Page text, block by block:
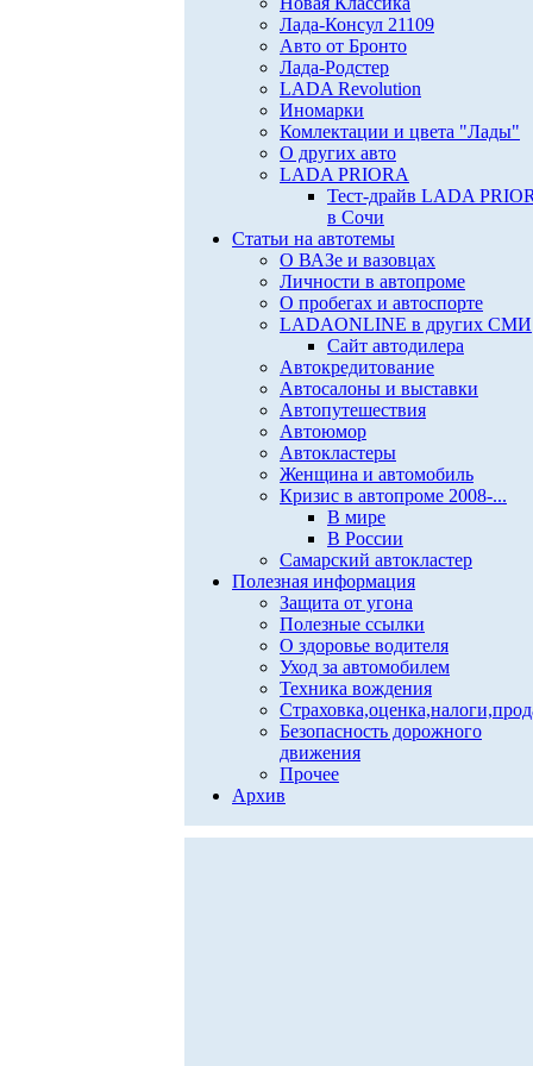
Лада-Консул 21109
Авто от Бронто
Лада-Родстер
LADA Revolution
Иномарки
Комлектации и цвета "Лады"
О других авто
LADA PRIORA
Тест-драйв LADA
в Сочи
Статьи на автотемы
О ВАЗе и вазовцах
Личности в автопроме
О пробегах и автоспорте
LADAONLINE в других СМИ
Сайт автодилера
Автокредитование
Автосалоны и выставки
Автопутешествия
Автоюмор
Автокластеры
Женщина и автомобиль
Кризис в автопроме 2008-...
В мире
В России
Самарский автокластер
Полезная информация
Защита от угона
Полезные ссылки
О здоровье водителя
Уход за автомобилем
Техника вождения
Безопасность дорожного
движения
Прочее
Архив